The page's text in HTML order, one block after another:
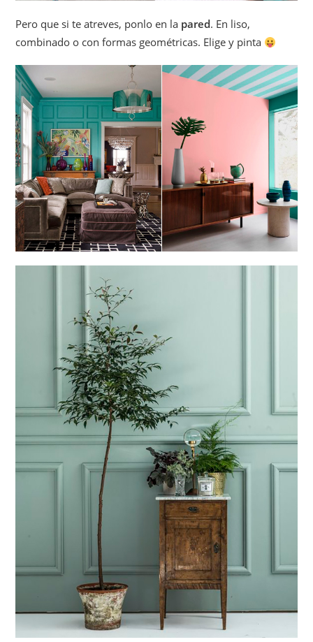
Pero que si te atreves, ponlo en la pared. En liso,
combinado o con formas geométricas. Elige y pinta